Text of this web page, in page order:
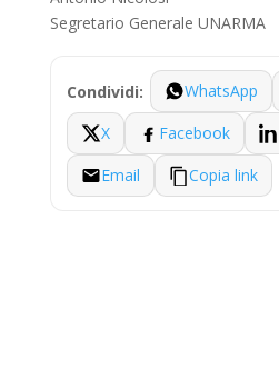
Segretario Generale UNARMA
Condividi: WhatsApp
X
Facebook
Email
Copia link